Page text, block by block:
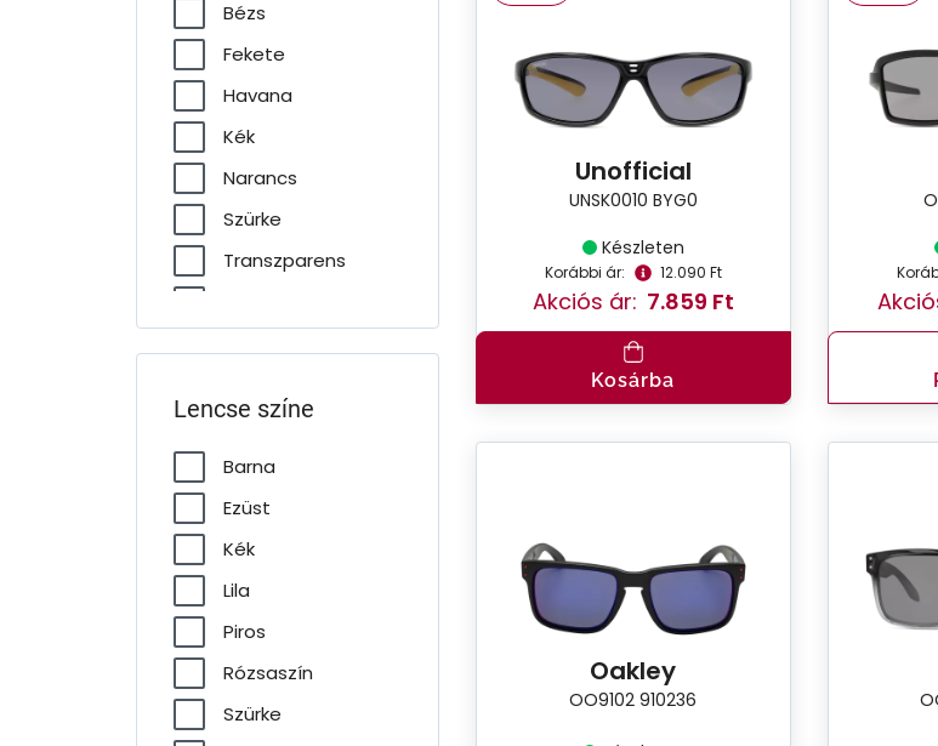
Bézs
Fekete
Havana
Kék
Narancs
Szürke
Transzparens
Lencse színe
Barna
Ezüst
Kék
Lila
Piros
Rózsaszín
Szürke
Unofficial
UNSK0010 BYG0
Készleten
Korábbi ár: 12.090 Ft
Akciós ár: 7.859 Ft
Kosárba
Oakley
OO9102 910236